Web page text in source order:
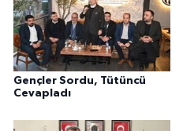
Gençler Sordu, Tütüncü
Cevapladı